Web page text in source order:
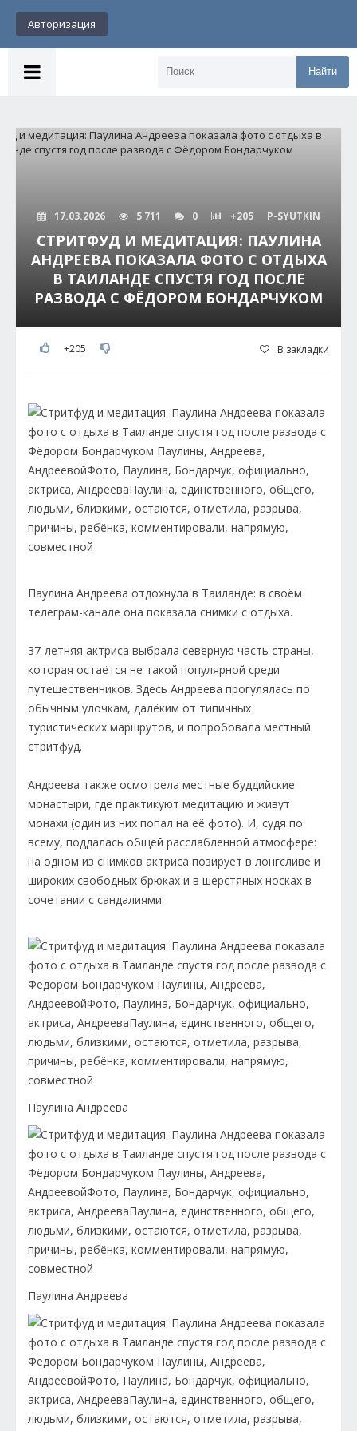
Авторизация
Найти
17.03.2026 5 711 0 +205 P-SYUTKIN
СТРИТФУД И МЕДИТАЦИЯ: ПАУЛИНА
АНДРЕЕВА ПОКАЗАЛА ФОТО С ОТДЫХА
В ТАИЛАНДЕ СПУСТЯ ГОД ПОСЛЕ
РАЗВОДА С ФЁДОРОМ БОНДАРЧУКОМ
+205 В закладки
Паулина Андреева отдохнула в Таиланде: в своём
телеграм-канале она показала снимки с отдыха.
37-летняя актриса выбрала северную часть страны,
которая остаётся не такой популярной среди
путешественников. Здесь Андреева прогулялась по
обычным улочкам, далёким от типичных
туристических маршрутов, и попробовала местный
стритфуд.
Андреева также осмотрела местные буддийские
монастыри, где практикуют медитацию и живут
монахи (один из них попал на её фото). И, судя по
всему, поддалась общей расслабленной атмосфере:
на одном из снимков актриса позирует в лонгсливе и
широких свободных брюках и в шерстяных носках в
сочетании с сандалиями.
Паулина Андреева
Паулина Андреева